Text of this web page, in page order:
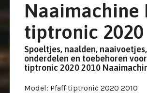
Naaimachine
tiptronic 2020
Spoeltjes, naalden, naaivoetjes,
onderdelen en toebehoren
tiptronic 2020 2010
Model: Pfaff tiptronic 2020 2010